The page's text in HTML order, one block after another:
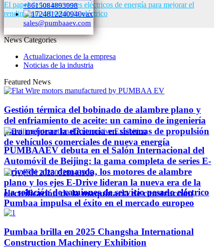
+8615084893098
sales@pumbaaev.com
El papel de los inversores eléctricos de energía para mejorar el
rendimiento del vehículo eléctrico
News Categories
Actualizaciones de la empresa
Noticias de la industria
Featured News
Gestión térmica del bobinado de alambre plano y
del enfriamiento de aceite: un camino de ingeniería
para mejorar la eficiencia en sistemas de propulsión
de vehículos comerciales de nueva energía
PUMBAAEV debuta en el Salón Internacional del
Automóvil de Beijing: la gama completa de series E-
Drive de alta demanda, los motores de alambre
plano y los ejes E-Drive lideran la nueva era de la
electrificación de la maquinaria de construcción
La solución de camiones de servicio pesado eléctrico
Pumbaa impulsa el éxito en el mercado europeo
Pumbaa brilla en 2025 Changsha International
Construction Machinery Exhibition